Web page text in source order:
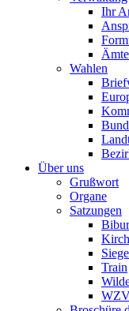
Ihr
Wahlen
Über uns
Grußwort
Organe
Satzungen
Train